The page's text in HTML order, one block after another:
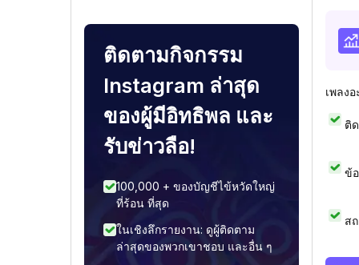
ติดตามกิจกรรม
Instagram ล่าสุด
ของผู้มีอิทธิพล และ
รับข่าวลือ!
100,000 + ของบัญชีไข้หวัดใหญ่
ที่ร้อน ที่สุด
ในเชิงลึกรายงาน: ดูผู้ติดตาม
ล่าสุดของพวกเขาชอบ และอื่น ๆ
เพลงอ
ติ
ข้
ส